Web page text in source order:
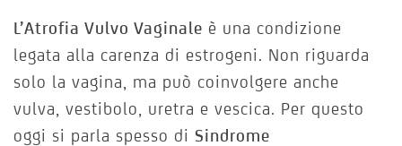
L’Atrofia Vulvo Vaginale è una condizione
legata alla carenza di estrogeni. Non riguarda
solo la vagina, ma può coinvolgere anche
vulva, vestibolo, uretra e vescica. Per questo
oggi si parla spesso di Sindrome